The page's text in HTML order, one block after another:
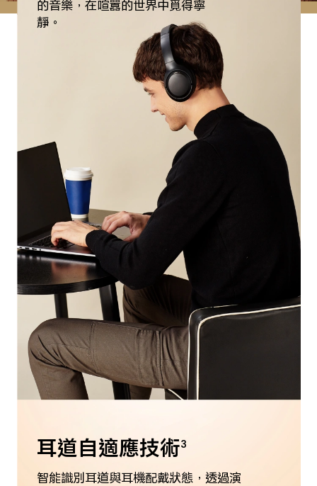
的音樂，在喧囂的世界中覓得寧
靜。
耳道自適應技術3
智能識別耳道與耳機配戴狀態，透過演